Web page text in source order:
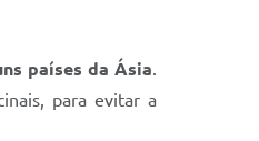
países da Ásia.
para evitar a